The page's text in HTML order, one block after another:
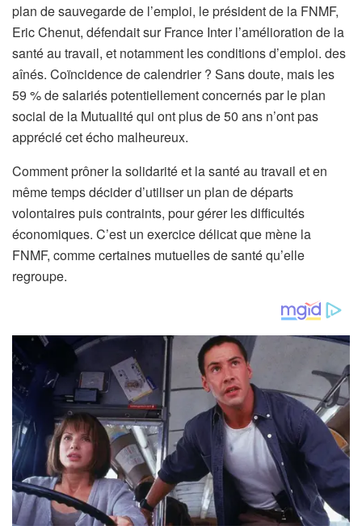
plan de sauvegarde de l’emploi, le président de la FNMF,
Eric Chenut, défendait sur France Inter l’amélioration de la
santé au travail, et notamment les conditions d’emploi. des
aînés. Coïncidence de calendrier ? Sans doute, mais les
59 % de salariés potentiellement concernés par le plan
social de la Mutualité qui ont plus de 50 ans n’ont pas
apprécié cet écho malheureux.
Comment prôner la solidarité et la santé au travail et en
même temps décider d’utiliser un plan de départs
volontaires puis contraints, pour gérer les difficultés
économiques. C’est un exercice délicat que mène la
FNMF, comme certaines mutuelles de santé qu’elle
regroupe.